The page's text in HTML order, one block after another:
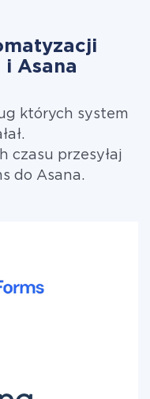
i Asana
których system
czasu przesyłaj
do Asana.